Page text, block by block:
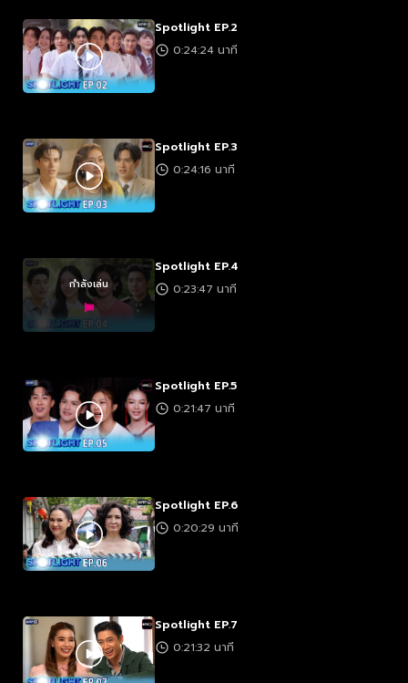
Spotlight EP.2
0:24:24 นาที
Spotlight EP.3
0:24:16 นาที
กำลังเล่น
Spotlight EP.4
0:23:47 นาที
Spotlight EP.5
0:21:47 นาที
Spotlight EP.6
0:20:29 นาที
Spotlight EP.7
0:21:32 นาที